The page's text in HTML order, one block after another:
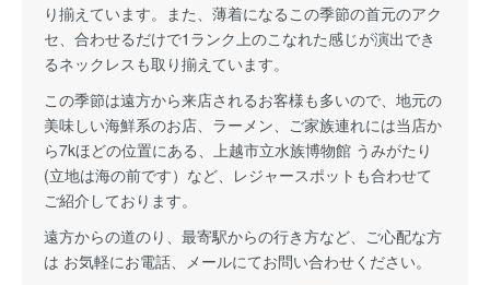
り揃えています。また、薄着になるこの季節の首元のアク
セ、合わせるだけで1ランク上のこなれた感じが演出でき
るネックレスも取り揃えています。
この季節は遠方から来店されるお客様も多いので、地元の
美味しい海鮮系のお店、ラーメン、ご家族連れには当店か
ら7kほどの位置にある、上越市立水族博物館 うみがたり
(立地は海の前です）など、レジャースポットも合わせて
ご紹介しております。
遠方からの道のり、最寄駅からの行き方など、ご心配な方
は お気軽にお電話、メールにてお問い合わせください。